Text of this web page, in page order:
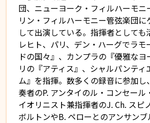
団、ニューヨーク・フィルハーモニ
リン・フィルハーモニー管弦楽団に
して出演している。指揮者としても
レヒト、パリ、デン・ハーグでラモ
ドの国々』、カンプラの『優雅なヨ
リの『アティス』、シャルパンティ
ム』を指揮。数多くの録音に参加し
奏者のP. アンタイのル・コンセール
イオリニスト兼指揮者のJ. Ch. スピ
ボルトンやB. ペローとのアンサン